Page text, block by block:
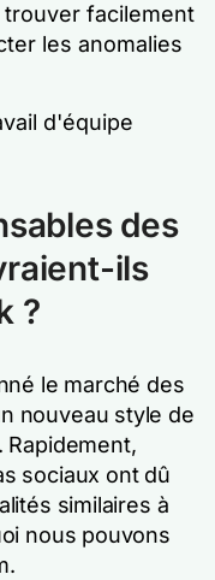
facilement
les anomalies
d'équipe
des
ils
?
le marché des
nouveau style de
Rapidement,
sociaux ont dû
similaires à
nous pouvons